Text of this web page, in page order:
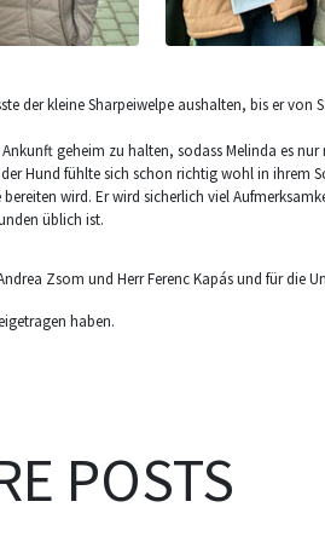
der kleine Sharpeiwelpe aushalten, bis er von
geheim zu halten, sodass Melinda es
Hund fühlte sich schon richtig wohl in ihrem
bereiten wird. Er wird sicherlich viel
üblich ist.
Zsom und Herr Ferenc Kapás und für die
haben.
POSTS